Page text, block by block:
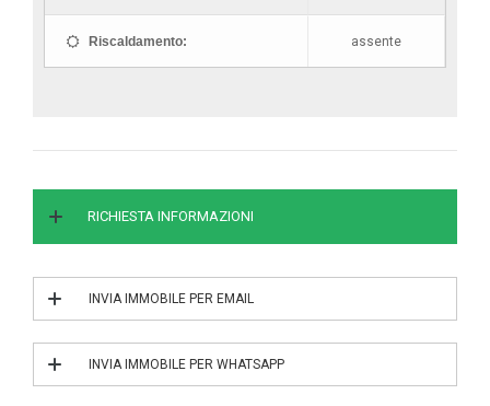
Riscaldamento: assente
RICHIESTA INFORMAZIONI
INVIA IMMOBILE PER EMAIL
INVIA IL RIF. 5/0103
INVIA IMMOBILE PER WHATSAPP
INVIA IL RIF. 5/0103